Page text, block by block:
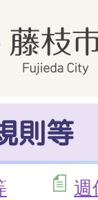
則等
週